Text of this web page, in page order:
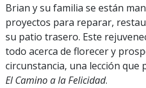
Brian y su familia se están
proyectos para reparar,
su patio trasero. Este
todo acerca de florecer y
circunstancia, una lección que
El Camino a la Felicidad.